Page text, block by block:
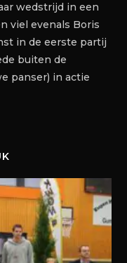
wedstrijd in een
viel evenals Boris
in de eerste partij
buiten de
panser) in actie